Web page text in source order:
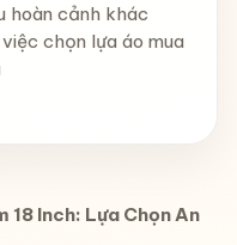
hoàn cảnh khác
chọn lựa áo mua
18 Inch: Lựa Chọn An